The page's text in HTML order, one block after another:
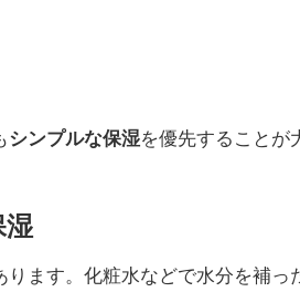
シンプルな保湿を優先することが
湿
ます。化粧水などで水分を補